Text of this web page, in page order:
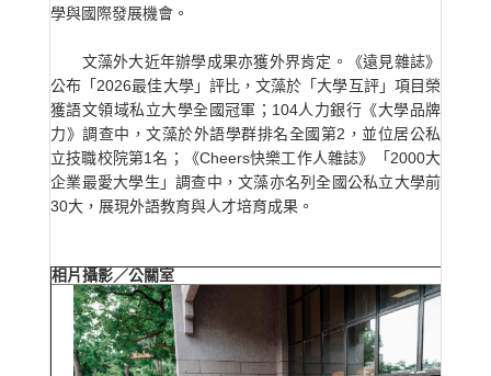
學與國際發展機會。
文藻外大近年辦學成果亦獲外界肯定。《遠見雜誌》
公布「2026最佳大學」評比，文藻於「大學互評」項目榮
獲語文領域私立大學全國冠軍；104人力銀行《大學品牌
力》調查中，文藻於外語學群排名全國第2，並位居公私
立技職校院第1名；《Cheers快樂工作人雜誌》「2000大
企業最愛大學生」調查中，文藻亦名列全國公私立大學前
30大，展現外語教育與人才培育成果。
相片攝影／公關室